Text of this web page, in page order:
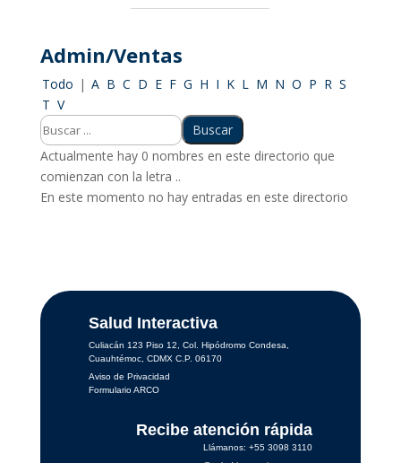
Admin/Ventas
Todo | A B C D E F G H I K L M N O P R S
T V
Actualmente hay 0 nombres en este directorio que
comienzan con la letra ..
En este momento no hay entradas en este directorio
Salud Interactiva
Culiacán 123 Piso 12, Col. Hipódromo Condesa,
Cuauhtémoc, CDMX C.P. 06170
Aviso de Privacidad
Formulario ARCO
Recibe atención rápida
Llámanos: +55 3098 3110